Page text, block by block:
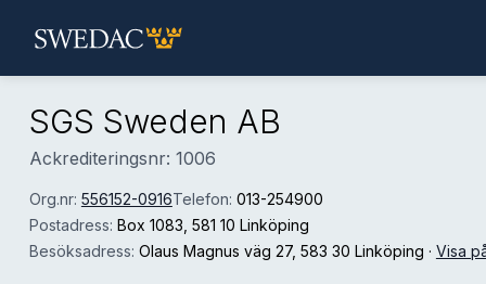
SGS Sweden AB
Ackrediteringsnr: 1006
Org.nr: 556152-0916Telefon: 013-254900
Postadress: Box 1083 , 581 10 Linköping
Besöksadress: Olaus Magnus väg 27, 583 30 Linköping · Visa